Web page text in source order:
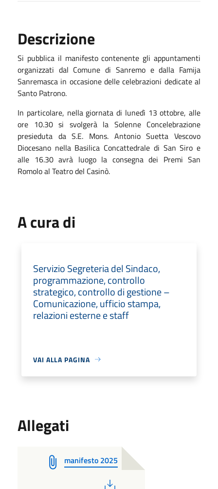
Descrizione
Si pubblica il manifesto contenente gli appuntamenti
organizzati dal Comune di Sanremo e dalla Famija
Sanremasca in occasione delle celebrazioni dedicate al
Santo Patrono.
In particolare, nella giornata di lunedì 13 ottobre, alle
ore 10.30 si svolgerà la Solenne Concelebrazione
presieduta da S.E. Mons. Antonio Suetta Vescovo
Diocesano nella Basilica Concattedrale di San Siro e
alle 16.30 avrà luogo la consegna dei Premi San
Romolo al Teatro del Casinò.
A cura di
Servizio Segreteria del Sindaco,
programmazione, controllo
strategico, controllo di gestione –
Comunicazione, ufficio stampa,
relazioni esterne e staff
VAI ALLA PAGINA
Allegati
manifesto 2025